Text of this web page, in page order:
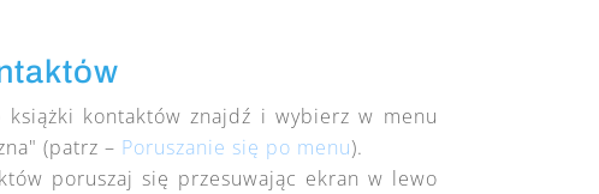
kontaktów znajdź i wybierz w menu
(patrz – Poruszanie się po menu).
poruszaj się przesuwając ekran w lewo